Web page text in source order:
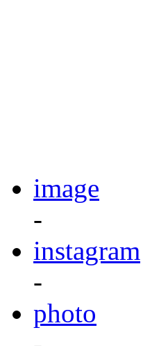
image
-
instagram
-
photo